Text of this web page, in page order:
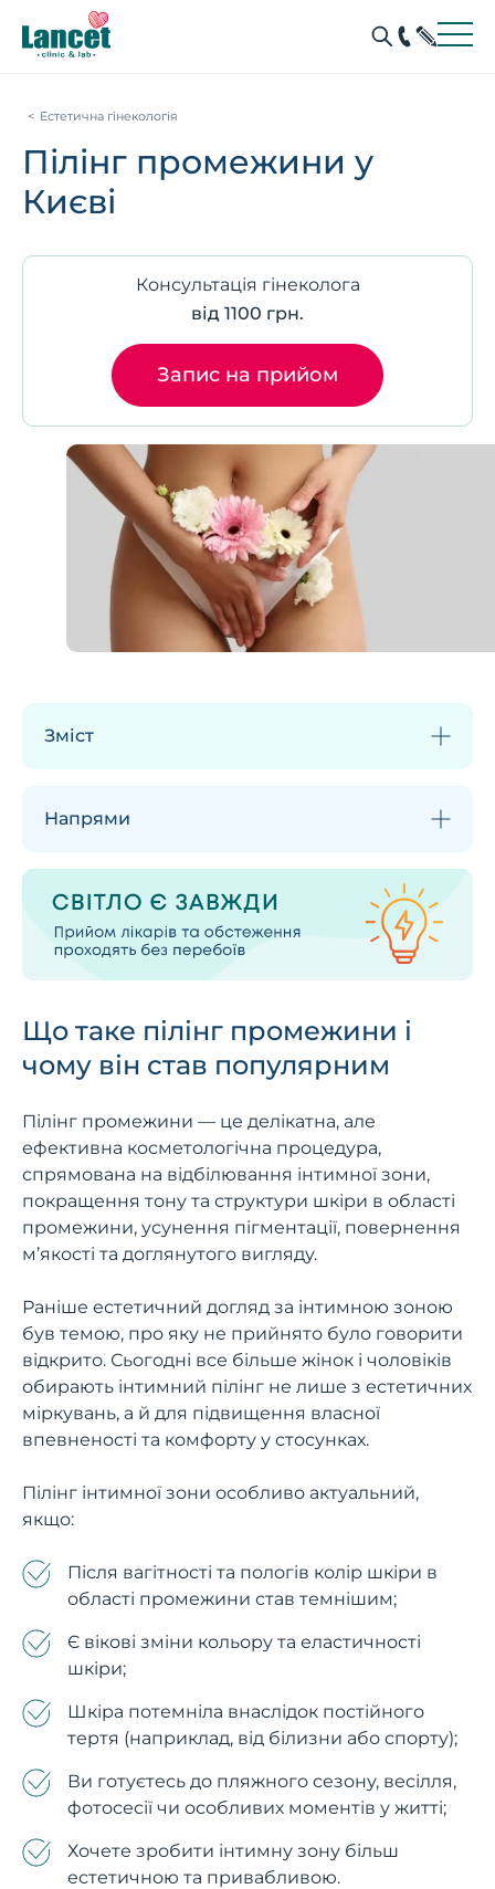
Естетична гінекологія
Пілінг промежини у
Києві
Консультація гінеколога
від 1100 грн.
Запис на прийом
Що таке пілінг промежини і
чому він став популярним
Пілінг промежини — це делікатна, але
ефективна косметологічна процедура,
спрямована на відбілювання інтимної зони,
покращення тону та структури шкіри в області
промежини, усунення пігментації, повернення
м’якості та доглянутого вигляду.
Раніше естетичний догляд за інтимною зоною
був темою, про яку не прийнято було говорити
відкрито. Сьогодні все більше жінок і чоловіків
обирають інтимний пілінг не лише з естетичних
міркувань, а й для підвищення власної
впевненості та комфорту у стосунках.
Пілінг інтимної зони особливо актуальний,
якщо:
Після вагітності та пологів колір шкіри в
області промежини став темнішим;
Є вікові зміни кольору та еластичності
шкіри;
Шкіра потемніла внаслідок постійного
тертя (наприклад, від білизни або спорту);
Ви готуєтесь до пляжного сезону, весілля,
фотосесії чи особливих моментів у житті;
Хочете зробити інтимну зону більш
естетичною та привабливою.
Зміст
Напрями